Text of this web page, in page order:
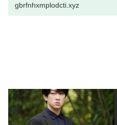
gbrfnhxmplodcti.xyz